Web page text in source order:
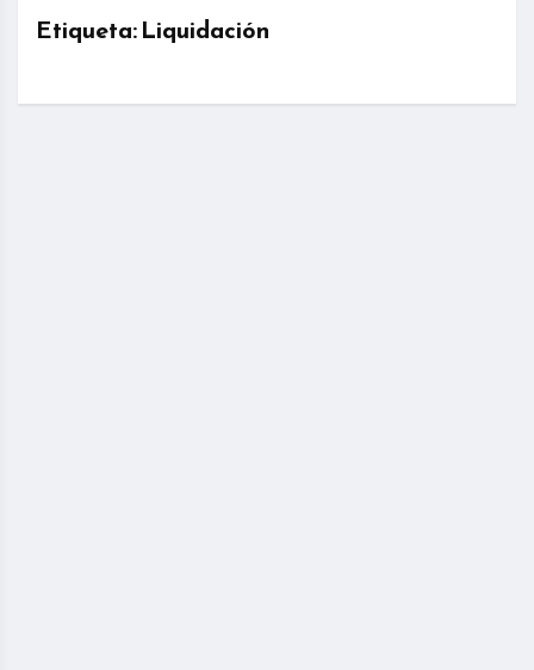
Etiqueta:Liquidación